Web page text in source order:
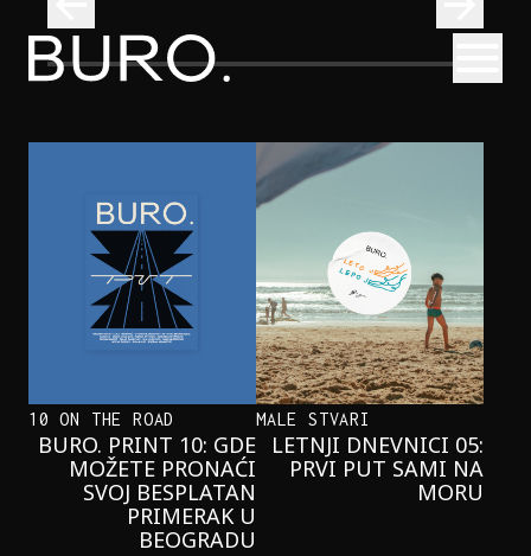
BURO.
NEOBIČNA PRIČA O BLIZNAKINJAMA
KOJE SU INSPIRISALE NOVI
HERCOGOV FILM
10 ON THE ROAD
BURO. PRINT 10: GDE
MOŽETE PRONAĆI
SVOJ BESPLATAN
PRIMERAK U
BEOGRADU
MALE STVARI
LETNJI DNEVNICI 05:
PRVI PUT SAMI NA
MORU